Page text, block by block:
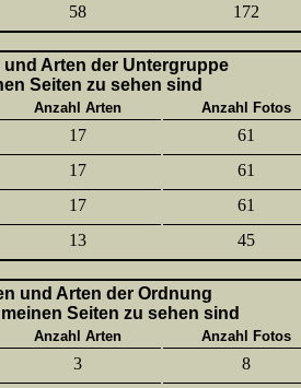
58 172
und Arten der Untergruppe
Seiten zu sehen sind
Anzahl Arten
Anzahl Fotos
17 61
17 61
17 61
13 45
und Arten der Ordnung
Seiten zu sehen sind
Anzahl Arten
Anzahl Fotos
3 8